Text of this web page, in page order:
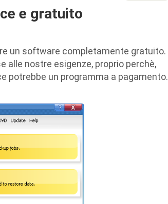
e gratuito
un software completamente gratuito.
alle nostre esigenze, proprio perchè,
potrebbe un programma a pagamento.